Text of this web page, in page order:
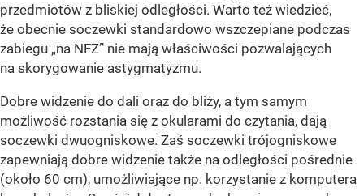
przedmiotów z bliskiej odległości. Warto też wiedzieć,
że obecnie soczewki standardowo wszczepiane podczas
zabiegu „na NFZ” nie mają właściwości pozwalających
na skorygowanie astygmatyzmu.
Dobre widzenie do dali oraz do bliży, a tym samym
możliwość rozstania się z okularami do czytania, dają
soczewki dwuogniskowe. Zaś soczewki trójogniskowe
zapewniają dobre widzenie także na odległości pośrednie
(około 60 cm), umożliwiające np. korzystanie z komputera